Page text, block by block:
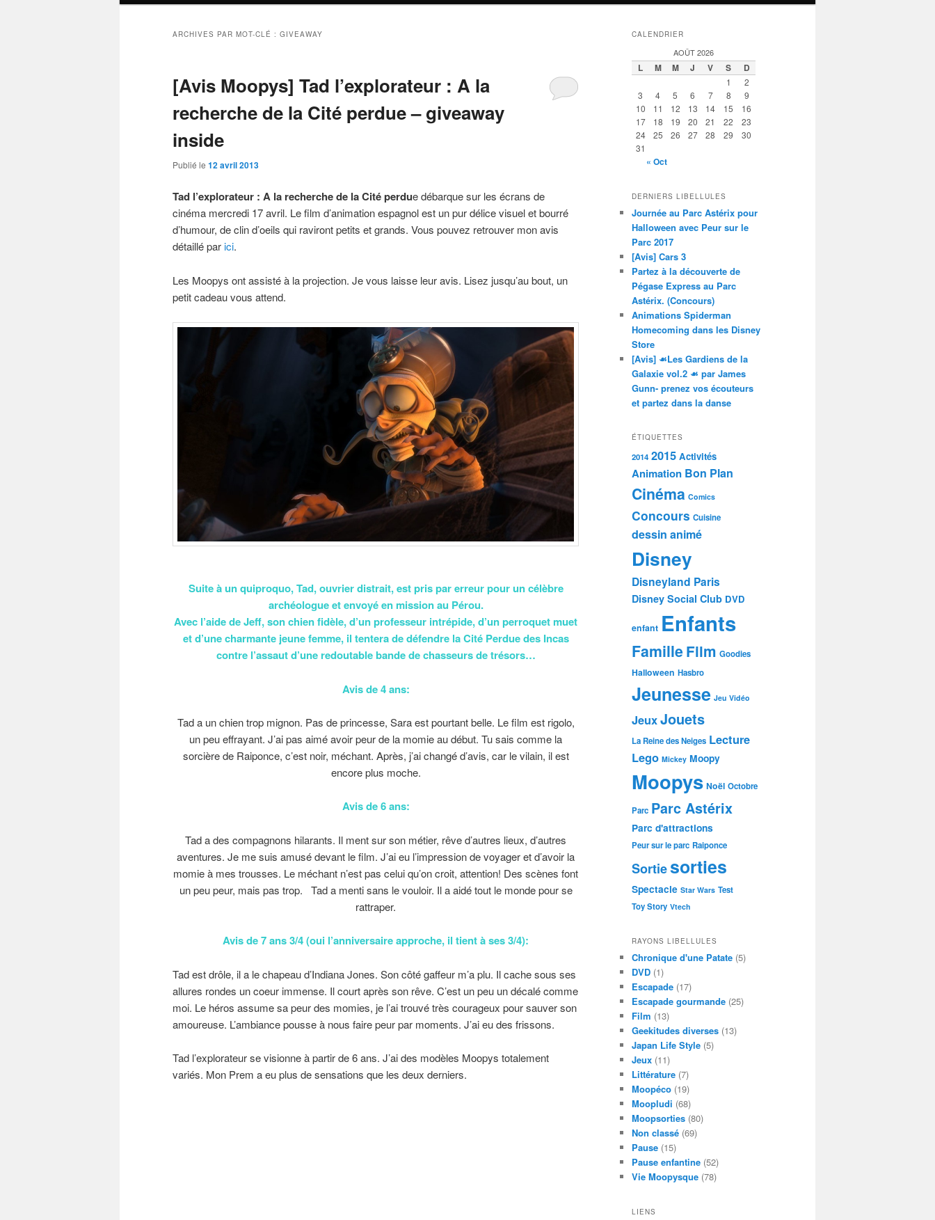
ARCHIVES PAR MOT-CLÉ : GIVEAWAY
[Avis Moopys] Tad l’explorateur : A la
recherche de la Cité perdue – giveaway
inside
Publié le 12 avril 2013
Tad l’explorateur : A la recherche de la Cité perdue débarque sur les écrans de
cinéma mercredi 17 avril. Le film d’animation espagnol est un pur délice visuel et bourré
d’humour, de clin d’oeils qui raviront petits et grands. Vous pouvez retrouver mon avis
détaillé parici.
Les Moopys ont assisté à la projection. Je vous laisse leur avis. Lisez jusqu’au bout, un
petit cadeau vous attend.
Suite à un quiproquo, Tad, ouvrier distrait, est pris par erreur pour un célèbre
archéologue et envoyé en mission au Pérou.
Avec l’aide de Jeff, son chien fidèle, d’un professeur intrépide, d’un perroquet muet
et d’une charmante jeune femme, il tentera de défendre la Cité Perdue des Incas
contre l’assaut d’une redoutable bande de chasseurs de trésors…
Avis de 4 ans:
Tad a un chien trop mignon. Pas de princesse, Sara est pourtant belle. Le film est rigolo,
un peu effrayant. J’ai pas aimé avoir peur de la momie au début. Tu sais comme la
sorcière de Raiponce, c’est noir, méchant. Après, j’ai changé d’avis, car le vilain, il est
encore plus moche.
Avis de 6 ans:
Tad a des compagnons hilarants. Il ment sur son métier, rêve d’autres lieux, d’autres
aventures. Je me suis amusé devant le film. J’ai eu l’impression de voyager et d’avoir la
momie à mes trousses. Le méchant n’est pas celui qu’on croit, attention! Des scènes font
un peu peur, mais pas trop. Tad a menti sans le vouloir. Il a aidé tout le monde pour se
rattraper.
Avis de 7 ans 3/4 (oui l’anniversaire approche, il tient à ses 3/4):
Tad est drôle, il a le chapeau d’Indiana Jones. Son côté gaffeur m’a plu. Il cache sous ses
allures rondes un coeur immense. Il court après son rêve. C’est un peu un décalé comme
moi. Le héros assume sa peur des momies, je l’ai trouvé très courageux pour sauver son
amoureuse. L’ambiance pousse à nous faire peur par moments. J’ai eu des frissons.
Tad l’explorateur se visionne à partir de 6 ans. J’ai des modèles Moopys totalement
variés. Mon Prem a eu plus de sensations que les deux derniers.
CALENDRIER
AOÛT 2026
L M M J V S D
1
2
3
4 5 6 7 8
9
10
11 12 13 14 15
16
17
18 19 20 21 22
23
24
25 26 27 28 29
30
31
« Oct
DERNIERS LIBELLULES
Journée au Parc Astérix pour
Halloween avec Peur sur le
Parc 2017
[Avis] Cars 3
Partez à la découverte de
Pégase Express au Parc
Astérix. (Concours)
Animations Spiderman
Homecoming dans les Disney
Store
[Avis] ☙Les Gardiens de la
Galaxie vol.2 ☙ par James
Gunn- prenez vos écouteurs
et partez dans la danse
ÉTIQUETTES
2014 2015 Activités
Animation Bon Plan
Cinéma Comics
Concours Cuisine
dessin animé
Disney
Disneyland Paris
Disney Social Club DVD
enfant Enfants
FamilleFilm Goodies
Halloween Hasbro
Jeunesse Jeu Vidéo
JeuxJouets
La Reine des Neiges Lecture
Lego Mickey Moopy
Moopys Noël Octobre
Parc Parc Astérix
Parc d'attractions
Peur sur le parc Raiponce
Sortiesorties
Spectacle Star Wars Test
Toy Story Vtech
RAYONS LIBELLULES
Chronique d'une Patate (5)
DVD (1)
Escapade (17)
Escapade gourmande (25)
Film (13)
Geekitudes diverses (13)
Japan Life Style (5)
Jeux (11)
Littérature (7)
Moopéco (19)
Moopludi (68)
Moopsorties (80)
Non classé (69)
Pause (15)
Pause enfantine (52)
Vie Moopysque (78)
LIENS